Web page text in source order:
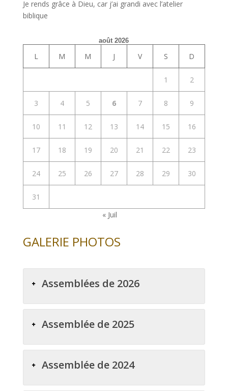
Je rends grâce à Dieu, car j’ai grandi avec l’atelier
biblique
août 2026
L M M J V S D
1 2
3 4 5 6 7 8 9
10 11 12 13 14 15 16
17 18 19 20 21 22 23
24 25 26 27 28 29 30
31
« Juil
GALERIE PHOTOS
Assemblées de 2026
Assemblée de 2025
Assemblée de 2024